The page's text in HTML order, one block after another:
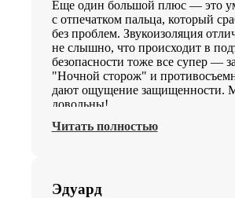
Еще один большой плюс — это
с отпечатком пальца, который
без проблем. Звукоизоляция
не слышно, что происходит в
безопасности тоже все супер —
"Ночной сторож" и
дают ощущение защищенности.
довольны!
Читать полностью
Эдуард